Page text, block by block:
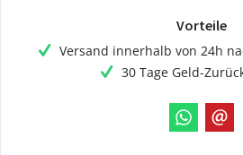
Vorteile
Versand innerhalb von 24h
30 Tage Geld-